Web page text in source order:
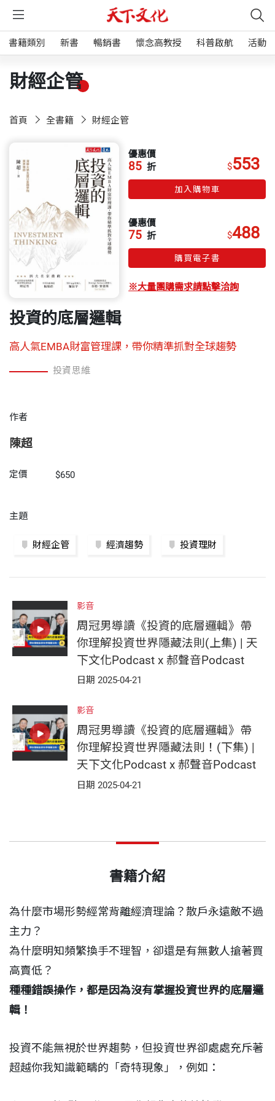
書籍類別 新書 暢銷書 懷念高教授 科普啟航 活動
財經企管
首頁 全書籍 財經企管
優惠價
85 折 $553
加入購物車
優惠價
75 折 $488
購買電子書
※大量團購需求請點擊洽詢
投資的底層邏輯
高人氣EMBA財富管理課，帶你精準抓對全球趨勢
投資思維
作者
陳超
定價 $650
主題
財經企管 經濟趨勢 投資理財
影音
周冠男導讀《投資的底層邏輯》帶
你理解投資世界隱藏法則(上集) | 天
下文化Podcast x 郝聲音Podcast
日期 2025-04-21
影音
周冠男導讀《投資的底層邏輯》帶
你理解投資世界隱藏法則！(下集) |
天下文化Podcast x 郝聲音Podcast
日期 2025-04-21
書籍介紹
為什麼市場形勢經常背離經濟理論？散戶永遠敵不過
主力？
為什麼明知頻繁換手不理智，卻還是有無數人搶著買
高賣低？
種種錯誤操作，都是因為沒有掌握投資世界的底層邏
輯！
投資不能無視於世界趨勢，但投資世界卻處處充斥著
超越你我知識範疇的「奇特現象」，例如：